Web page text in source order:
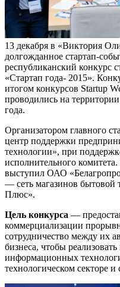
13 декабря в «Виктория
долгожданное стартап-
республиканский конкурс
«Стартап года- 2015».
итогом конкурсов Startup
проводились на
года.
Организатором главного
центр поддержки
технологии», при
исполнительного
выступил ОАО
— сеть магазинов
Плюс».
Цель конкурса —
коммерциализации
сотрудничество между их
бизнеса, чтобы
информационных
технологическом секторе и